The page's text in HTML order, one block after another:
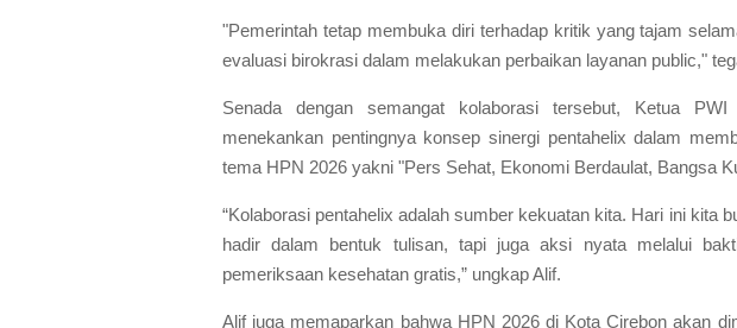
"Pemerintah tetap membuka diri terhadap kritik yang tajam
evaluasi birokrasi dalam melakukan perbaikan layanan public,"
Senada dengan semangat kolaborasi tersebut, Ketua
menekankan pentingnya konsep sinergi pentahelix dalam
tema HPN 2026 yakni "Pers Sehat, Ekonomi Berdaulat, Bangsa
“Kolaborasi pentahelix adalah sumber kekuatan kita. Hari ini kita
hadir dalam bentuk tulisan, tapi juga aksi nyata melalui
pemeriksaan kesehatan gratis,” ungkap Alif.
Alif juga memaparkan bahwa HPN 2026 di Kota Cirebon akan